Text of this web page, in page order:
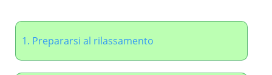
1. Prepararsi al rilassamento